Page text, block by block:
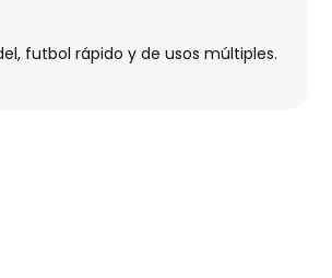
futbol rápido y de usos múltiples.